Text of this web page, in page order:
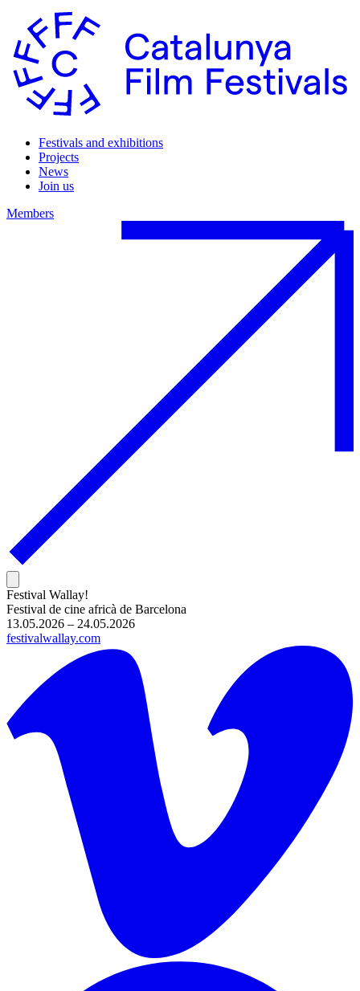
Festivals and exhibitions
Projects
News
Join us
Members
Festival Wallay!
Festival de cine africà de Barcelona
13.05.2026 – 24.05.2026
festivalwallay.com